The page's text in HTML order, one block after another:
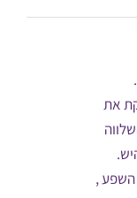
את
2015 ואת השלווה
,